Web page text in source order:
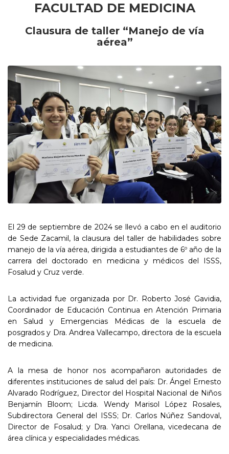
FACULTAD DE MEDICINA
Clausura de taller “Manejo de vía
aérea”
El 29 de septiembre de 2024 se llevó a cabo en el auditorio
de Sede Zacamil, la clausura del taller de habilidades sobre
manejo de la vía aérea, dirigida a estudiantes de 6º año de la
carrera del doctorado en medicina y médicos del ISSS,
Fosalud y Cruz verde.
La actividad fue organizada por Dr. Roberto José Gavidia,
Coordinador de Educación Continua en Atención Primaria
en Salud y Emergencias Médicas de la escuela de
posgrados y Dra. Andrea Vallecampo, directora de la escuela
de medicina.
A la mesa de honor nos acompañaron autoridades de
diferentes instituciones de salud del país: Dr. Ángel Ernesto
Alvarado Rodríguez, Director del Hospital Nacional de Niños
Benjamín Bloom; Licda. Wendy Marisol López Rosales,
Subdirectora General del ISSS; Dr. Carlos Núñez Sandoval,
Director de Fosalud; y Dra. Yanci Orellana, vicedecana de
área clínica y especialidades médicas.